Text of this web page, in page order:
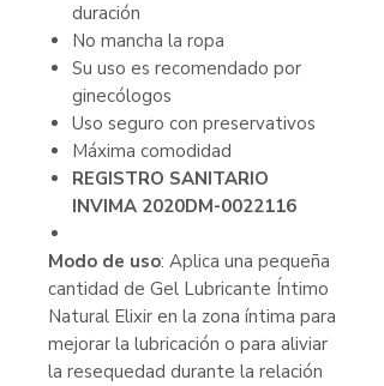
duración
No mancha la ropa
Su uso es recomendado por
ginecólogos
Uso seguro con preservativos
Máxima comodidad
REGISTRO SANITARIO
INVIMA 2020DM-0022116
Modo de uso: Aplica una pequeña
cantidad de Gel Lubricante Íntimo
Natural Elixir en la zona íntima para
mejorar la lubricación o para aliviar
la resequedad durante la relación